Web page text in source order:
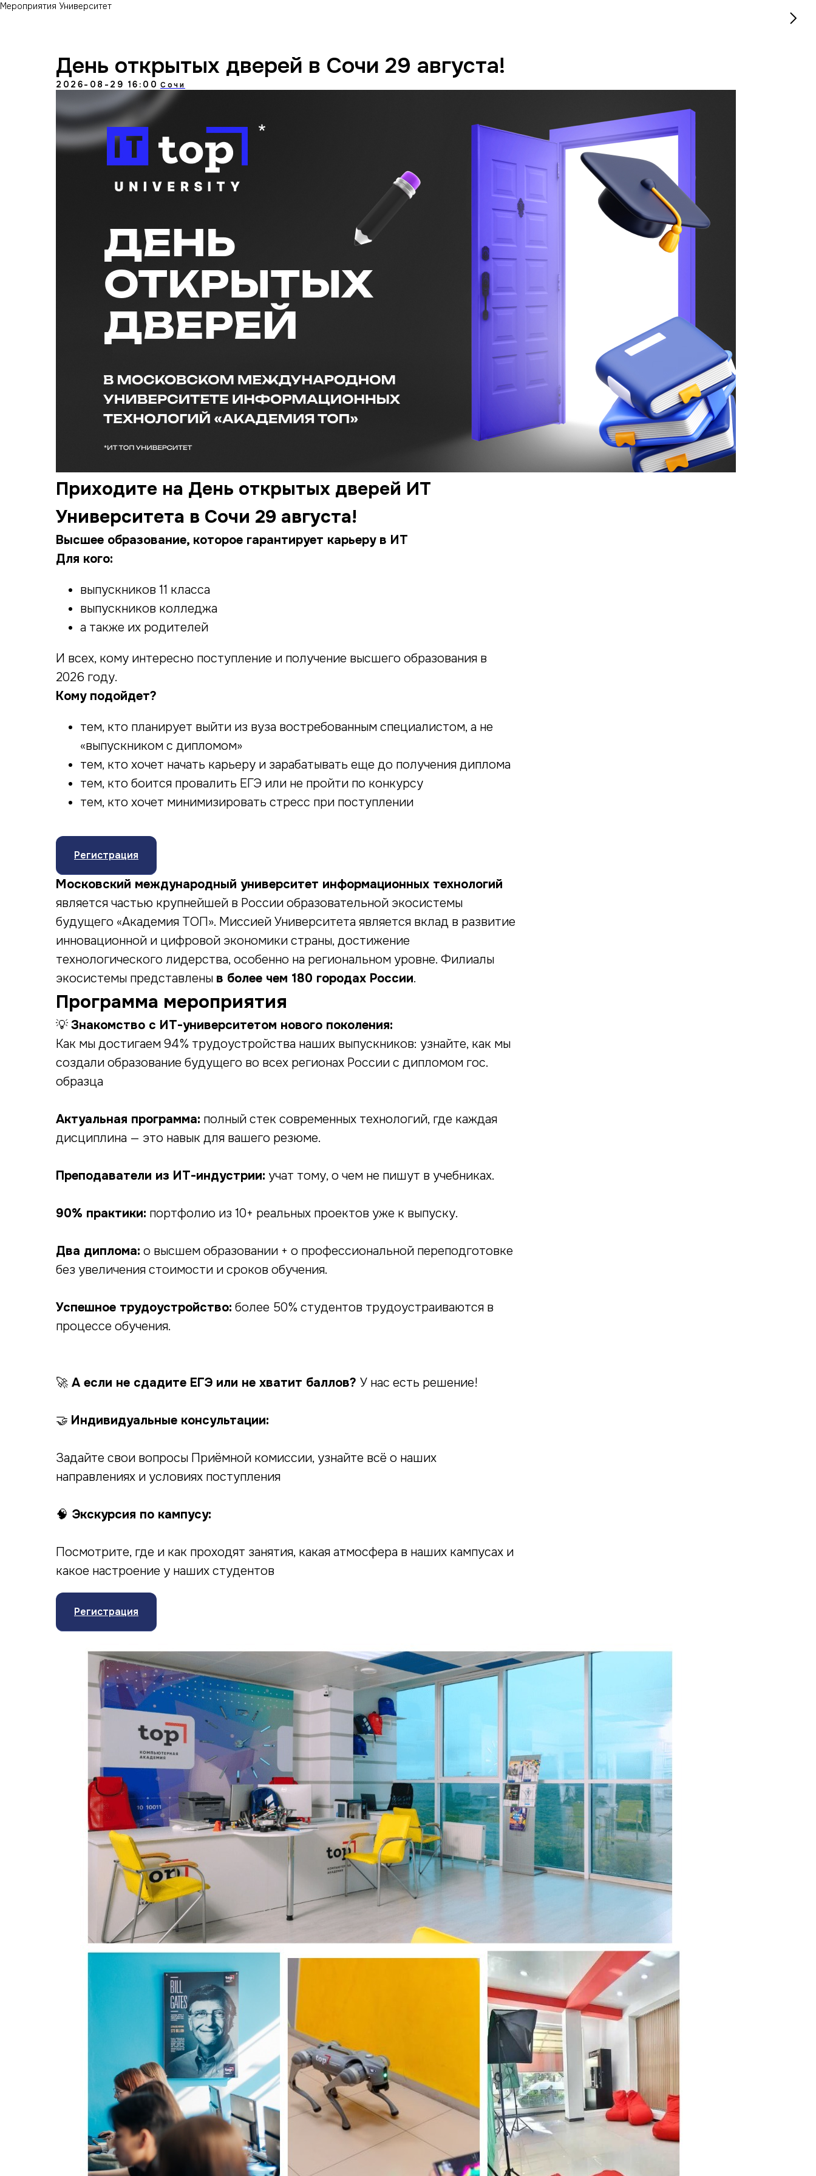
Мероприятия Университет
День открытых дверей в Сочи 29 августа!
2026-08-29 16:00 Сочи
Приходите на День открытых дверей ИТ
Университета в Сочи 29 августа!
Высшее образование, которое гарантирует карьеру в ИТ
Для кого:
выпускников 11 класса
выпускников колледжа
а также их родителей
И всех, кому интересно поступление и получение высшего образования в
2026 году.
Кому подойдет?
тем, кто планирует выйти из вуза востребованным специалистом, а не
«выпускником с дипломом»
тем, кто хочет начать карьеру и зарабатывать еще до получения диплома
тем, кто боится провалить ЕГЭ или не пройти по конкурсу
тем, кто хочет минимизировать стресс при поступлении
Регистрация
Московский международный университет информационных технологий
является частью крупнейшей в России образовательной экосистемы
будущего «Академия ТОП». Миссией Университета является вклад в развитие
инновационной и цифровой экономики страны, достижение
технологического лидерства, особенно на региональном уровне. Филиалы
экосистемы представлены в более чем 180 городах России.
Программа мероприятия
💡 Знакомство с ИТ-университетом нового поколения:
Как мы достигаем 94% трудоустройства наших выпускников: узнайте, как мы
создали образование будущего во всех регионах России с дипломом гос.
образца
Актуальная программа: полный стек современных технологий, где каждая
дисциплина — это навык для вашего резюме.
Преподаватели из ИТ-индустрии: учат тому, о чем не пишут в учебниках.
90% практики: портфолио из 10+ реальных проектов уже к выпуску.
Два диплома: о высшем образовании + о профессиональной переподготовке
без увеличения стоимости и сроков обучения.
Успешное трудоустройство: более 50% студентов трудоустраиваются в
процессе обучения.
🚀 А если не сдадите ЕГЭ или не хватит баллов? У нас есть решение!
🤝 Индивидуальные консультации:
Задайте свои вопросы Приёмной комиссии, узнайте всё о наших
направлениях и условиях поступления
🧠 Экскурсия по кампусу:
Посмотрите, где и как проходят занятия, какая атмосфера в наших кампусах и
какое настроение у наших студентов
Регистрация